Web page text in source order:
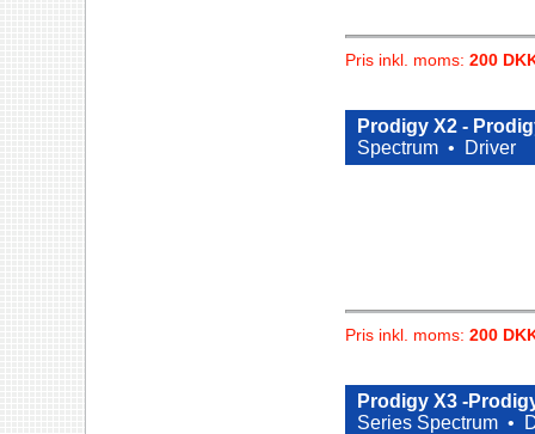
Pris inkl. moms: 200
Prodigy X2 -
Spectrum •
Driver
Pris inkl. moms: 200
Prodigy X3 -
Series Spectrum •